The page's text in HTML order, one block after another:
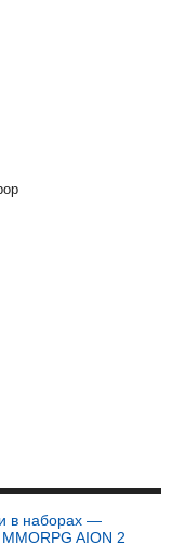
в наборах —
AION 2